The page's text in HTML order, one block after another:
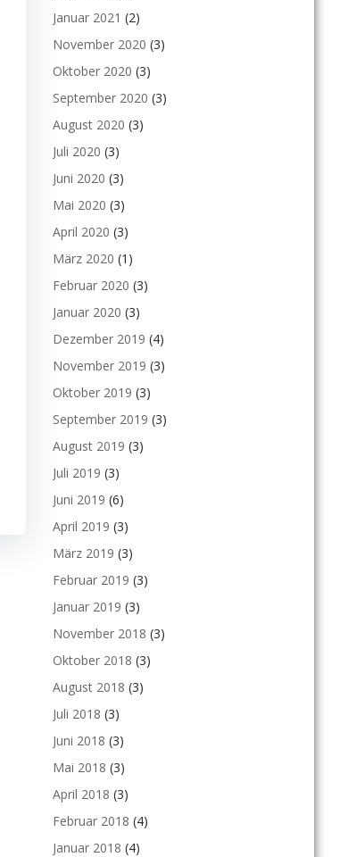
Januar 2021 (2)
November 2020 (3)
Oktober 2020 (3)
September 2020 (3)
August 2020 (3)
Juli 2020 (3)
Juni 2020 (3)
Mai 2020 (3)
April 2020 (3)
März 2020 (1)
Februar 2020 (3)
Januar 2020 (3)
Dezember 2019 (4)
November 2019 (3)
Oktober 2019 (3)
September 2019 (3)
August 2019 (3)
Juli 2019 (3)
Juni 2019 (6)
April 2019 (3)
März 2019 (3)
Februar 2019 (3)
Januar 2019 (3)
November 2018 (3)
Oktober 2018 (3)
August 2018 (3)
Juli 2018 (3)
Juni 2018 (3)
Mai 2018 (3)
April 2018 (3)
Februar 2018 (4)
Januar 2018 (4)